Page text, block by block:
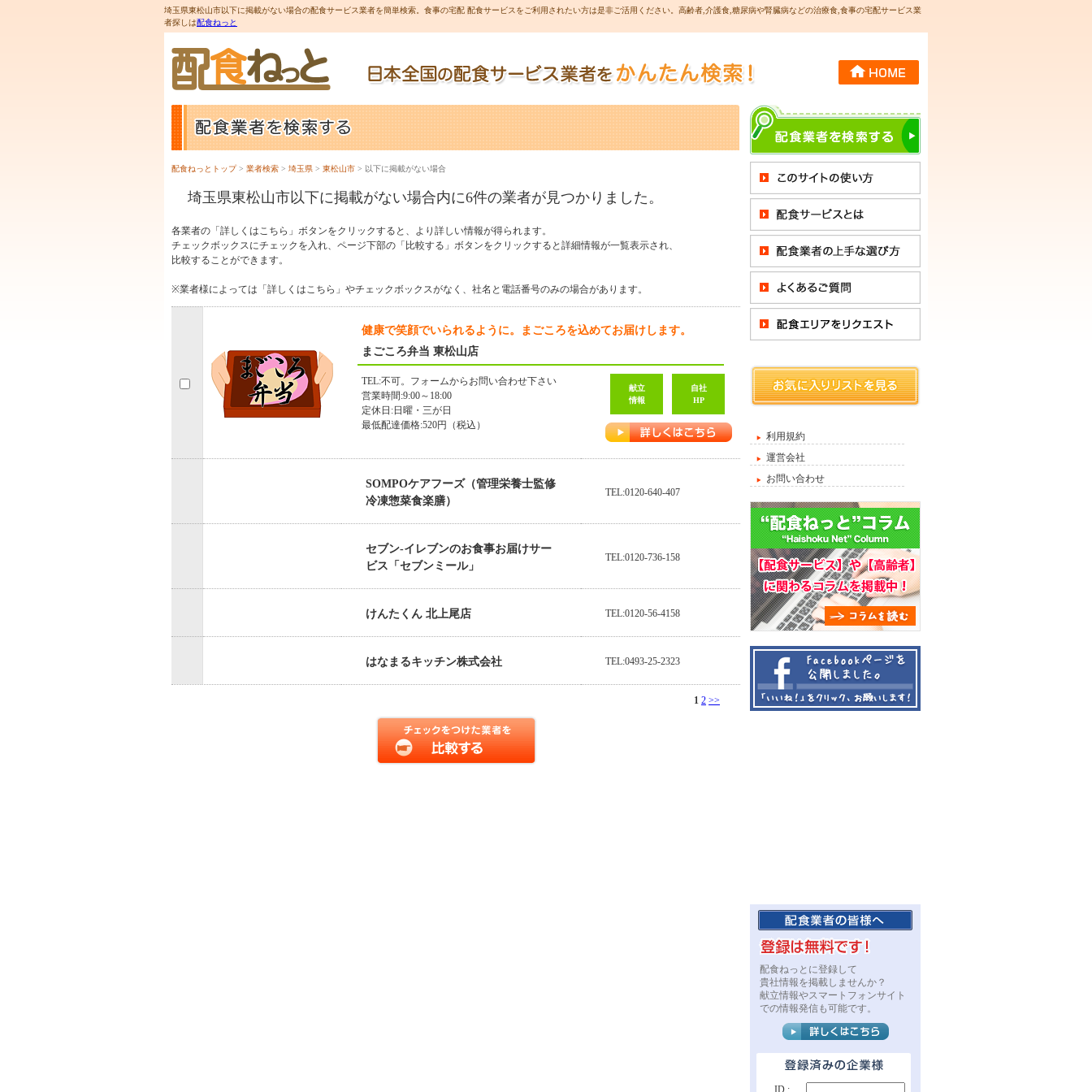
埼玉県東松山市以下に掲載がない場合の配食サービス業者を簡単検索。食事の宅配 配食サービスをご利用されたい方は是非ご活用ください。高齢者,介護食,糖尿病や腎臓病などの治療食,食事の宅配サービス業
者探しは配食ねっと
配食ねっとトップ> 業者検索 > 埼玉県 > 東松山市 > 以下に掲載がない場合
埼玉県東松山市以下に掲載がない場合内に6件の業者が見つかりました。
各業者の「詳しくはこちら」ボタンをクリックすると、より詳しい情報が得られます。
チェックボックスにチェックを入れ、ページ下部の「比較する」ボタンをクリックすると詳細情報が一覧表示され、
比較することができます。
※業者様によっては「詳しくはこちら」やチェックボックスがなく、社名と電話番号のみの場合があります。
健康で笑顔でいられるように。まごころを込めてお届けします。
まごころ弁当 東松山店
TEL:不可。フォームからお問い合わせ下さい
営業時間:9:00～18:00
定休日:日曜・三が日
最低配達価格:520円（税込）
献立
情報
自社
HP
SOMPOケアフーズ（管理栄養士監修
冷凍惣菜食楽膳）
TEL:0120-640-407
セブン-イレブンのお食事お届けサー
ビス「セブンミール」
TEL:0120-736-158
けんたくん 北上尾店 TEL:0120-56-4158
はなまるキッチン株式会社 TEL:0493-25-2323
1 2 >>
利用規約
運営会社
お問い合わせ
配食ねっとに登録して
貴社情報を掲載しませんか？
献立情報やスマートフォンサイト
での情報発信も可能です。
ID :